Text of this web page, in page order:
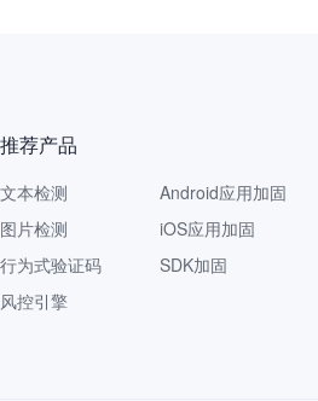
推荐产品
文本检测
图片检测
行为式验证码
风控引擎
Android应用加固
iOS应用加固
SDK加固